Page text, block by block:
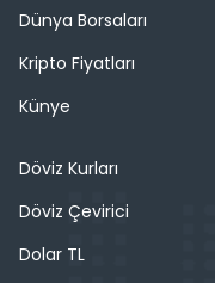
Dünya Borsaları
Kripto Fiyatları
Künye
Döviz Kurları
Döviz Çevirici
Dolar TL